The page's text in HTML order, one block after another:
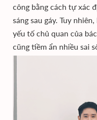
công bằng cách tự xác
sáng sau gáy. Tuy
yếu tố chủ quan của
cũng tiềm ẩn nhiều sai